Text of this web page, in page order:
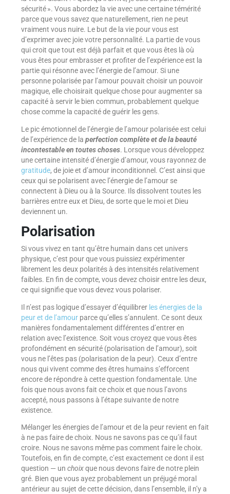
sécurité ». Vous abordez la vie avec une certaine témérité
parce que vous savez que naturellement, rien ne peut
vraiment vous nuire. Le but de la vie pour vous est
d’exprimer avec joie votre personnalité. La partie de vous
qui croit que tout est déjà parfait et que vous êtes là où
vous êtes pour embrasser et profiter de l’expérience est la
partie qui résonne avec l’énergie de l’amour. Si une
personne polarisée par l’amour pouvait choisir un pouvoir
magique, elle choisirait quelque chose pour augmenter sa
capacité à servir le bien commun, probablement quelque
chose comme la capacité de guérir les gens.
Le pic émotionnel de l’énergie de l’amour polarisée est celui
de l’expérience de la perfection complète et de la beauté
incontestable en toutes choses. Lorsque vous développez
une certaine intensité d’énergie d’amour, vous rayonnez de
gratitude, de joie et d’amour inconditionnel. C’est ainsi que
ceux qui se polarisent avec l’énergie de l’amour se
connectent à Dieu ou à la Source. Ils dissolvent toutes les
barrières entre eux et Dieu, de sorte que le moi et Dieu
deviennent un.
Polarisation
Si vous vivez en tant qu’être humain dans cet univers
physique, c’est pour que vous puissiez expérimenter
librement les deux polarités à des intensités relativement
faibles. En fin de compte, vous devez choisir entre les deux,
ce qui signifie que vous devez vous polariser.
Il n’est pas logique d’essayer d’équilibrer les énergies de la
peur et de l’amourparce qu’elles s’annulent. Ce sont deux
manières fondamentalement différentes d’entrer en
relation avec l’existence. Soit vous croyez que vous êtes
profondément en sécurité (polarisation de l’amour), soit
vous ne l’êtes pas (polarisation de la peur). Ceux d’entre
nous qui vivent comme des êtres humains s’efforcent
encore de répondre à cette question fondamentale. Une
fois que nous avons fait ce choix et que nous l’avons
accepté, nous passons à l’étape suivante de notre
existence.
Mélanger les énergies de l’amour et de la peur revient en fait
à ne pas faire de choix. Nous ne savons pas ce qu’il faut
croire. Nous ne savons même pas comment faire le choix.
Toutefois, en fin de compte, c’est exactement ce dont il est
question — un choixque nous devons faire de notre plein
gré. Bien que vous ayez probablement un préjugé moral
antérieur au sujet de cette décision, dans l’ensemble, il n’y a